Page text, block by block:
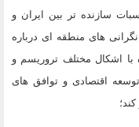
سازنده تر بین ایران و
های منطقه ای درباره
با اشکال مختلف تروریسم و
اقتصادی و توافق های